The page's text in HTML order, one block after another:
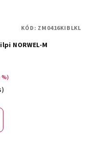
NORWEL-M
%)
KÓD: ZM0416KIBLKL